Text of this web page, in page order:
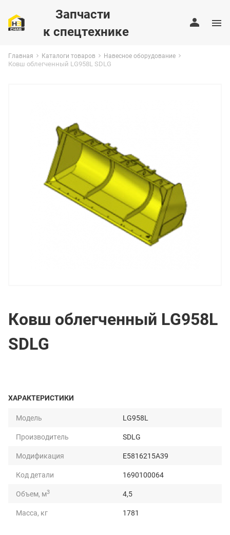
Запчасти
к спецтехнике
Главная Каталоги товаров Навесное оборудование
Ковш облегченный LG958L SDLG
Ковш облегченный LG958L
SDLG
ХАРАКТЕРИСТИКИ
Модель
LG958L
Производитель
SDLG
Модификация
E5816215A39
Код детали
1690100064
Объем, м3
4,5
Масса, кг
1781